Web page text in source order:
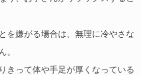
を嫌がる場合は、無理に冷やさな
。
きって体や手足が厚くなっている